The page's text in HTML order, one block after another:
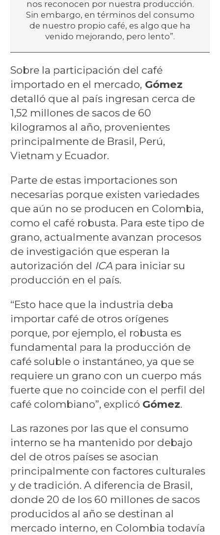
nos reconocen por nuestra producción.
Sin embargo, en términos del consumo
de nuestro propio café, es algo que ha
venido mejorando, pero lento”.
Sobre la participación del café
importado en el mercado, Gómez
detalló que al país ingresan cerca de
1,52 millones de sacos de 60
kilogramos al año, provenientes
principalmente de Brasil, Perú,
Vietnam y Ecuador.
Parte de estas importaciones son
necesarias porque existen variedades
que aún no se producen en Colombia,
como el café robusta. Para este tipo de
grano, actualmente avanzan procesos
de investigación que esperan la
autorización del ICApara iniciar su
producción en el país.
“Esto hace que la industria deba
importar café de otros orígenes
porque, por ejemplo, el robusta es
fundamental para la producción de
café soluble o instantáneo, ya que se
requiere un grano con un cuerpo más
fuerte que no coincide con el perfil del
café colombiano”, explicó Gómez.
Las razones por las que el consumo
interno se ha mantenido por debajo
del de otros países se asocian
principalmente con factores culturales
y de tradición. A diferencia de Brasil,
donde 20 de los 60 millones de sacos
producidos al año se destinan al
mercado interno, en Colombia todavía